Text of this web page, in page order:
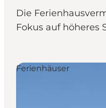
Unsere Städte
Essen &
Die
Fokus auf höheres
Ferienhäuser